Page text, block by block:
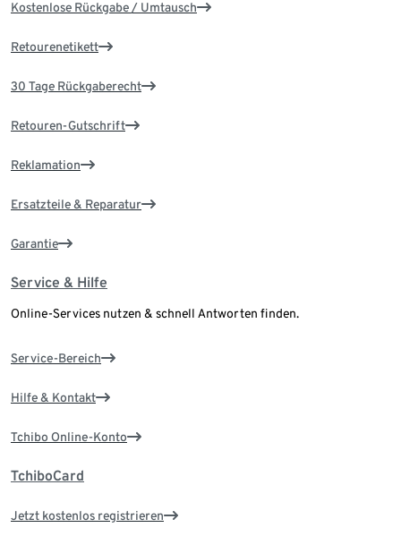
Kostenlose Rückgabe / Umtausch
Retourenetikett
30 Tage Rückgaberecht
Retouren-Gutschrift
Reklamation
Ersatzteile & Reparatur
Garantie
Service & Hilfe
Online-Services nutzen & schnell Antworten finden.
Service-Bereich
Hilfe & Kontakt
Tchibo Online-Konto
TchiboCard
Jetzt kostenlos registrieren